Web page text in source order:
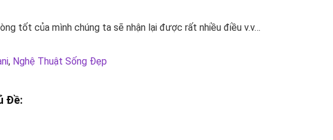
tốt của mình chúng ta sẽ nhận lại được rất nhiều điều v.v…
, Nghệ Thuật Sống Đẹp
Đề: